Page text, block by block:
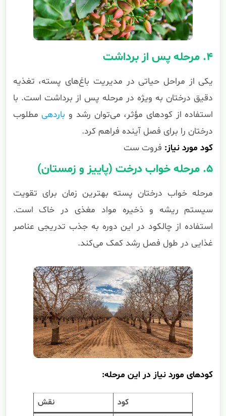
۴. مرحله پس از برداشت
یکی از مراحل حیاتی در مدیریت باغ‌های پسته، تغذیه
دقیق درختان به ویژه در مرحله پس از برداشت است. با
استفاده از کودهای مؤثر، می‌توان رشد و باردهیمطلوب
درختان را برای فصل آینده فراهم کرد.
کود مورد نیاز: فروت ست
۵. مرحله خواب درخت (پاییز و زمستان)
مرحله خواب درختان پسته بهترین زمان برای تقویت
سیستم ریشه و ذخیره مواد مغذی در خاک است.
استفاده از چالکود در این دوره به جذب تدریجی عناصر
غذایی در طول فصل رشد کمک می‌کند.
کودهای مورد نیاز در این مرحله:
کود
نقش